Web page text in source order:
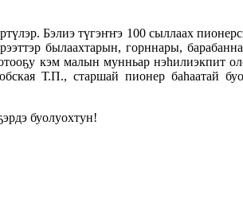
Бэлиэ түгэҥҥэ 100 сыллаах
былаахтарын, горннары,
кэм малын мунньар нэһилиэкпит
Т.П., старшай пионер баһаатай
буолуохтун!